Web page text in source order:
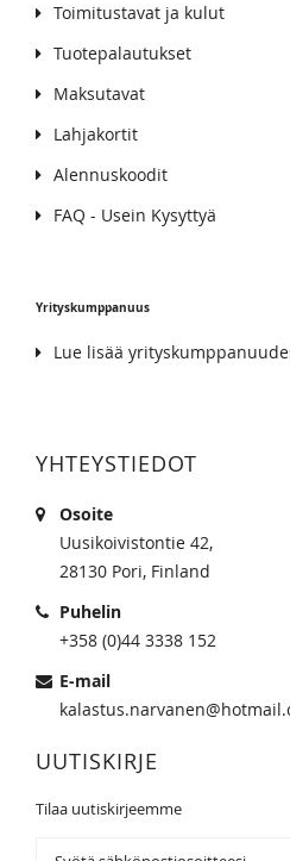
Toimitustavat ja kulut
Tuotepalautukset
Maksutavat
Lahjakortit
Alennuskoodit
FAQ - Usein Kysyttyä
Yrityskumppanuus
Lue lisää
YHTEYSTIEDOT
Osoite
Uusikoivistontie 42,
28130 Pori, Finland
Puhelin
+358 (0)44 3338 152
E-mail
UUTISKIRJE
Tilaa uutiskirjeemme